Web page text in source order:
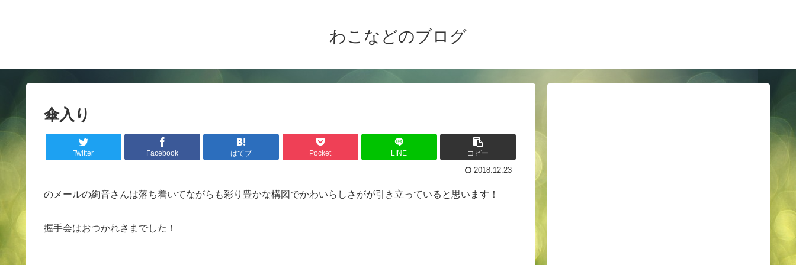
わこなどのブログ
傘入り
Twitter Facebook はてブ Pocket LINE コピー
2018.12.23
のメールの絢音さんは落ち着いてながらも彩り豊かな構図でかわいらしさがが引き立っていると思います！
握手会はおつかれさまでした！